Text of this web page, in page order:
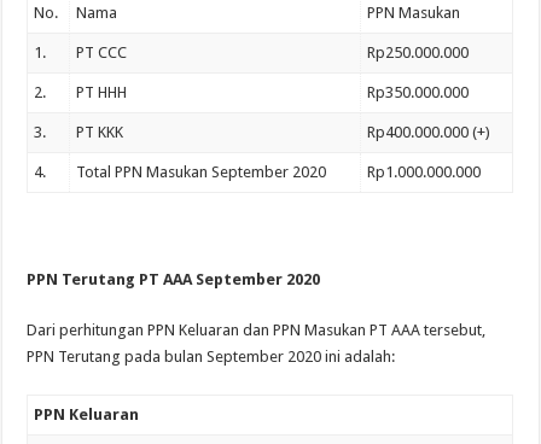
No. Nama PPN Masukan
1. PT CCC Rp250.000.000
2. PT HHH Rp350.000.000
3. PT KKK Rp400.000.000 (+)
4. Total PPN Masukan September 2020 Rp1.000.000.000
PPN Terutang PT AAA September 2020
Dari perhitungan PPN Keluaran dan PPN Masukan PT AAA tersebut,
PPN Terutang pada bulan September 2020 ini adalah:
PPN Keluaran